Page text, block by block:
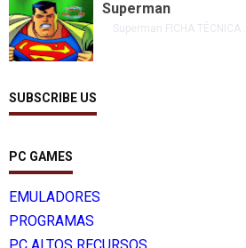
Superman
Superman FICHA TÉCNICA ...
SUBSCRIBE US
PC GAMES
EMULADORES
PROGRAMAS